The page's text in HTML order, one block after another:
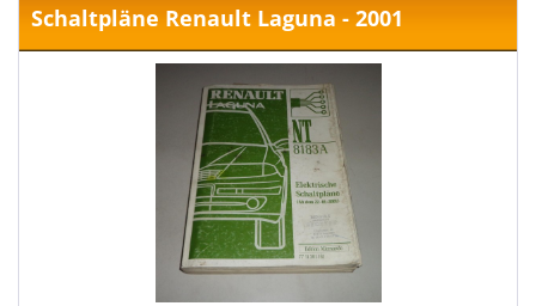
Schaltpläne Renault Laguna - 2001